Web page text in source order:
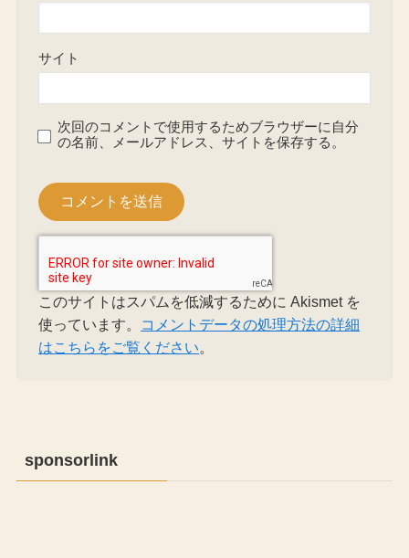
サイト
次回のコメントで使用するためブラウザーに自分
の名前、メールアドレス、サイトを保存する。
このサイトはスパムを低減するために Akismet を
使っています。
コメントデータの処理方法の詳細
はこちらをご覧ください。
sponsorlink